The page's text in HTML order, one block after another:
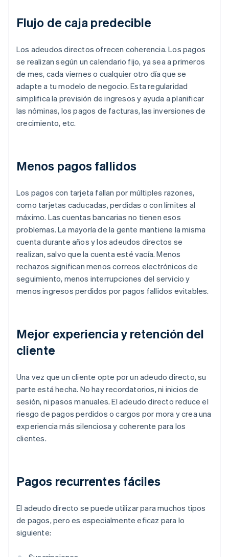
Flujo de caja predecible
Los adeudos directos ofrecen coherencia. Los pagos
se realizan según un calendario fijo, ya sea a primeros
de mes, cada viernes o cualquier otro día que se
adapte a tu modelo de negocio. Esta regularidad
simplifica la previsión de ingresos y ayuda a planificar
las nóminas, los pagos de facturas, las inversiones de
crecimiento, etc.
Menos pagos fallidos
Los pagos con tarjeta fallan por múltiples razones,
como tarjetas caducadas, perdidas o con límites al
máximo. Las cuentas bancarias no tienen esos
problemas. La mayoría de la gente mantiene la misma
cuenta durante años y los adeudos directos se
realizan, salvo que la cuenta esté vacía. Menos
rechazos significan menos correos electrónicos de
seguimiento, menos interrupciones del servicio y
menos ingresos perdidos por pagos fallidos evitables.
Mejor experiencia y retención del
cliente
Una vez que un cliente opte por un adeudo directo, su
parte está hecha. No hay recordatorios, ni inicios de
sesión, ni pasos manuales. El adeudo directo reduce el
riesgo de pagos perdidos o cargos por mora y crea una
experiencia más silenciosa y coherente para los
clientes.
Pagos recurrentes fáciles
El adeudo directo se puede utilizar para muchos tipos
de pagos, pero es especialmente eficaz para lo
siguiente: